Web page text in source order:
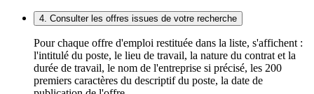
4. Consulter les offres issues de votre recherche
Pour chaque offre d'emploi restituée dans la liste, s'affichent :
l'intitulé du poste, le lieu de travail, la nature du contrat et la
durée de travail, le nom de l'entreprise si précisé, les 200
premiers caractères du descriptif du poste, la date de